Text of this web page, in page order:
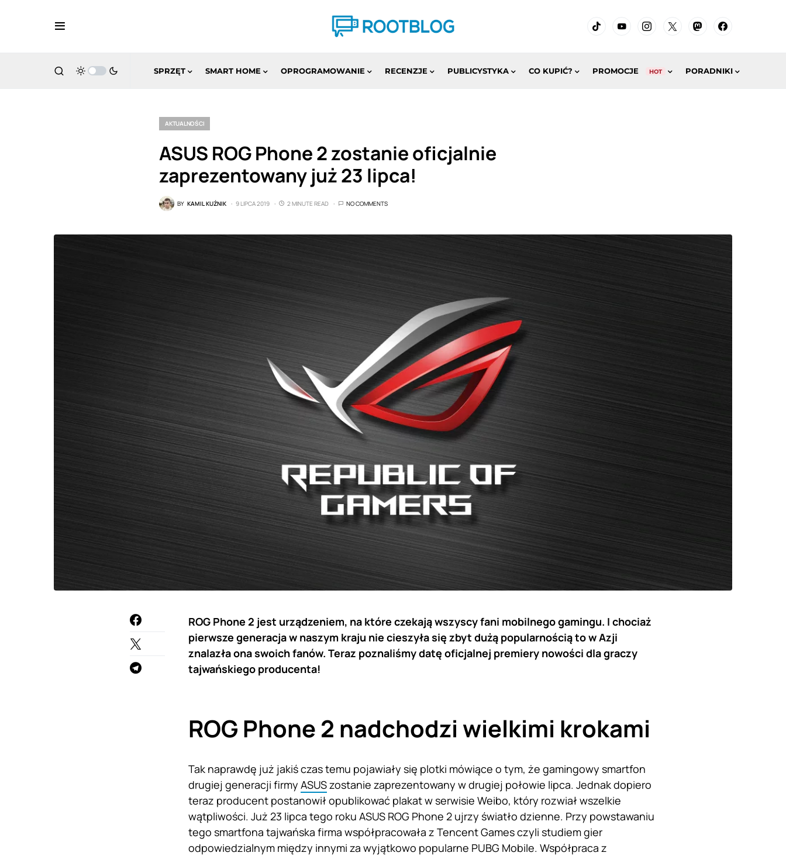
SPRZĘT SMART HOME OPROGRAMOWANIE RECENZJE PUBLICYSTYKA CO KUPIĆ? PROMOCJE HOT PORADNIKI
AKTUALNOŚCI
ASUS ROG Phone 2 zostanie oficjalnie
zaprezentowany już 23 lipca!
BY KAMIL KUŹNIK 9 LIPCA 2019 2 MINUTE READ NO COMMENTS
ROG Phone 2 jest urządzeniem, na które czekają wszyscy fani mobilnego gamingu. I chociaż
pierwsze generacja w naszym kraju nie cieszyła się zbyt dużą popularnością to w Azji
znalazła ona swoich fanów. Teraz poznaliśmy datę oficjalnej premiery nowości dla graczy
tajwańskiego producenta!
ROG Phone 2 nadchodzi wielkimi krokami
Tak naprawdę już jakiś czas temu pojawiały się plotki mówiące o tym, że gamingowy smartfon
drugiej generacji firmy ASUSzostanie zaprezentowany w drugiej połowie lipca. Jednak dopiero
teraz producent postanowił opublikować plakat w serwisie Weibo, który rozwiał wszelkie
wątpliwości. Już 23 lipca tego roku ASUS ROG Phone 2 ujrzy światło dzienne. Przy powstawaniu
tego smartfona tajwańska firma współpracowała z Tencent Games czyli studiem gier
odpowiedzialnym między innymi za wyjątkowo popularne PUBG Mobile. Współpraca z